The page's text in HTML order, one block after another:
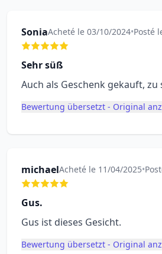
SoniaAcheté le 03/10/2024•Posté
Sehr süß
Auch als Geschenk gekauft, zu
Bewertung übersetzt - Original
michaelAcheté le 11/04/2025•
Gus.
Gus ist dieses Gesicht.
Bewertung übersetzt - Original